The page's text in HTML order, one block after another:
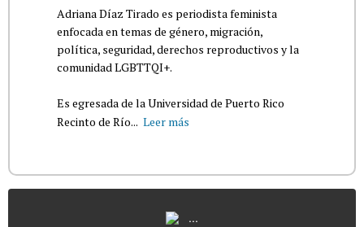
Adriana Díaz Tirado es periodista feminista
enfocada en temas de género, migración,
política, seguridad, derechos reproductivos y la
comunidad LGBTTQI+.
Es egresada de la Universidad de Puerto Rico
Recinto de Río... Leer más
...